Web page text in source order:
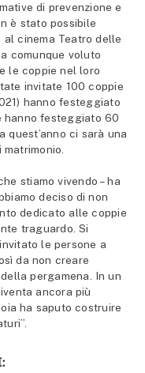
di prevenzione e
è stato possibile
cinema Teatro delle
comunque voluto
le coppie nel loro
invitate 100 coppie
hanno festeggiato
hanno festeggiato 60
quest’anno ci sarà una
stiamo vivendo – ha
deciso di non
dedicato alle coppie
traguardo. Si
le persone a
da non creare
pergamena. In un
ancora più
ha saputo costruire